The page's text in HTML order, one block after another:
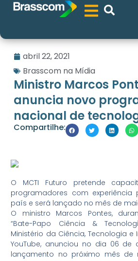
abril 22, 2021
Brasscom na Mídia
Ministro Marcos
anuncia novo
nacional de
Compartilhe:
O MCTI Futuro pretende
programadores com
país e será lançado no mês de
O ministro Marcos Pontes,
“Bate-Papo Ciência &
Ministério da Ciência, Tecnologia e
YouTube, anunciou no dia 06 de
lançamento no próximo mês